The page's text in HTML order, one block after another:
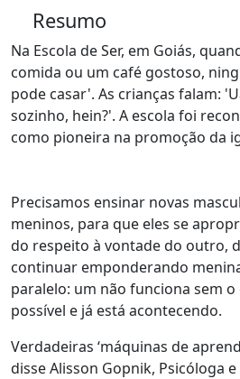
Resumo
Na Escola de Ser, em Goiás,
comida ou um café gostoso,
pode casar'. As crianças falam:
sozinho, hein?'. A escola foi
como pioneira na promoção da
Precisamos ensinar novas
meninos, para que eles se
do respeito à vontade do outro,
continuar emponderando
paralelo: um não funciona sem
possível e já está acontecendo.
Verdadeiras ‘máquinas de
disse Alisson Gopnik, Psicóloga